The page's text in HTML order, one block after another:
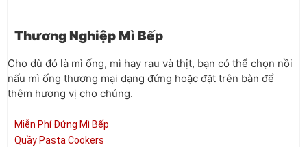
Thương Nghiệp Mì Bếp
Cho dù đó là mì ống, mì hay rau và thịt, bạn có thể chọn nồi
nấu mì ống thương mại dạng đứng hoặc đặt trên bàn để
thêm hương vị cho chúng.
Miễn Phí Đứng Mì Bếp
Quầy Pasta Cookers